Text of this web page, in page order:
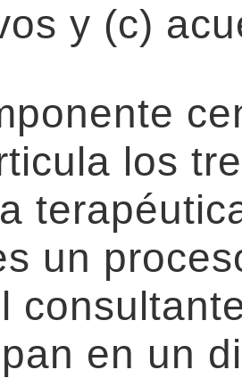
y (c)
los
un
en un